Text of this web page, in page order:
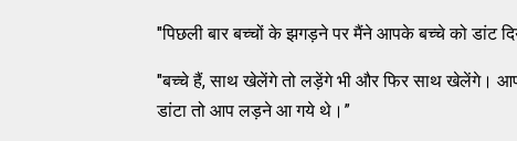
"पिछली बार बच्चों के झगड़ने पर मैंने आपके बच्चे को डांट
"बच्चे हैं, साथ खेलेंगे तो लड़ेंगे भी और फिर साथ खेलेंगे।
डांटा तो आप लड़ने आ गये थे।”